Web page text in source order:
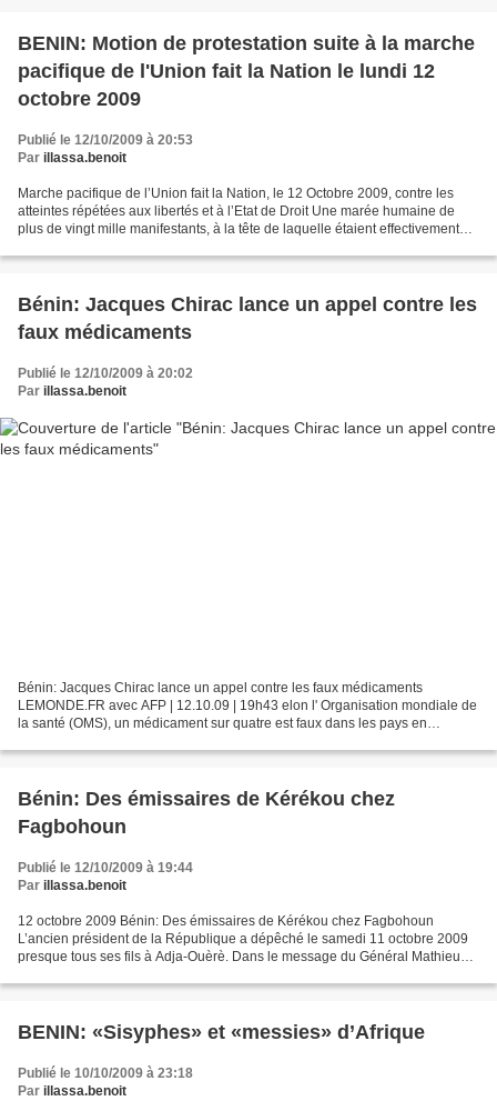
BENIN: Motion de protestation suite à la marche
pacifique de l'Union fait la Nation le lundi 12
octobre 2009
Publié le 12/10/2009 à 20:53
Par illassa.benoit
Marche pacifique de l’Union fait la Nation, le 12 Octobre 2009, contre les
atteintes répétées aux libertés et à l’Etat de Droit Une marée humaine de
plus de vingt mille manifestants, à la tête de laquelle étaient effectivement
Bénin: Jacques Chirac lance un appel contre les
faux médicaments
Publié le 12/10/2009 à 20:02
Par illassa.benoit
Bénin: Jacques Chirac lance un appel contre les faux médicaments
LEMONDE.FR avec AFP | 12.10.09 | 19h43 elon l' Organisation mondiale de
la santé (OMS), un médicament sur quatre est faux dans les pays en
Bénin: Des émissaires de Kérékou chez
Fagbohoun
Publié le 12/10/2009 à 19:44
Par illassa.benoit
12 octobre 2009 Bénin: Des émissaires de Kérékou chez Fagbohoun
L’ancien président de la République a dépêché le samedi 11 octobre 2009
presque tous ses fils à Adja-Ouèrè. Dans le message du Général Mathieu
BENIN: «Sisyphes» et «messies» d’Afrique
Publié le 10/10/2009 à 23:18
Par illassa.benoit